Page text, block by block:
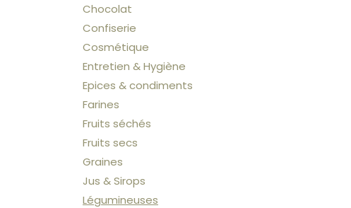
Chocolat
Confiserie
Cosmétique
Entretien & Hygiène
Epices & condiments
Farines
Fruits séchés
Fruits secs
Graines
Jus & Sirops
Légumineuses